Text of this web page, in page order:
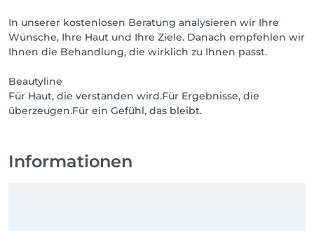
In unserer kostenlosen Beratung analysieren wir Ihre
Wünsche, Ihre Haut und Ihre Ziele. Danach empfehlen wir
Ihnen die Behandlung, die wirklich zu Ihnen passt.
Beautyline
Für Haut, die verstanden wird.Für Ergebnisse, die
überzeugen.Für ein Gefühl, das bleibt.
Informationen